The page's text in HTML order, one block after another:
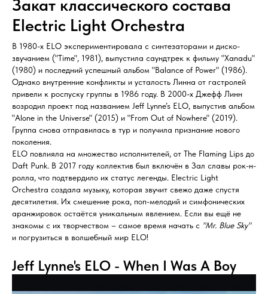
Закат классического состава
Electric Light Orchestra
В 1980-х ELO экспериментировала с синтезаторами и диско-
звучанием ("Time", 1981), выпустила саундтрек к фильму "Xanadu"
(1980) и последний успешный альбом "Balance of Power" (1986).
Однако внутренние конфликты и усталость Линна от гастролей
привели к роспуску группы в 1986 году. В 2000-х Джефф Линн
возродил проект под названием Jeff Lynne’s ELO, выпустив альбом
"Alone in the Universe" (2015) и "From Out of Nowhere" (2019).
Группа снова отправилась в тур и получила признание нового
поколения.
ELO повлияла на множество исполнителей, от The Flaming Lips до
Daft Punk. В 2017 году коллектив был включён в Зал славы рок-н-
ролла, что подтвердило их статус легенды. Electric Light
Orchestra создала музыку, которая звучит свежо даже спустя
десятилетия. Их смешение рока, поп-мелодий и симфонических
аранжировок остаётся уникальным явлением. Если вы ещё не
знакомы с их творчеством – самое время начать с "Mr. Blue Sky"
и погрузиться в волшебный мир ELO!
Jeff Lynne's ELO - When I Was A Boy